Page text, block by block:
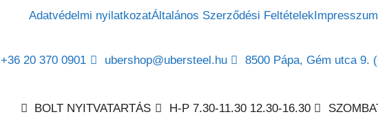
Adatvédelmi nyilatkozatÁltalános Szerződési FeltételekImpresszum
+36 20 370 0901 ubershop@ubersteel.hu 8500 Pápa, Gém utca 9.
BOLT NYITVATARTÁS
H-P 7.30-11.30 12.30-16.30